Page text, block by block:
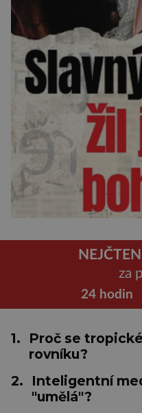
za
24 hodin
1.
Proč se
rovníku?
2.
Inteligentní
"umělá"?